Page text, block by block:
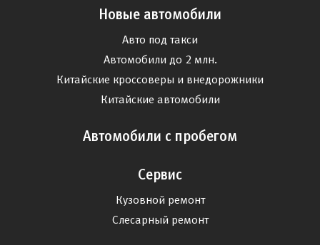
Новые автомобили
Авто под такси
Автомобили до 2 млн.
Китайские кроссоверы и внедорожники
Китайские автомобили
Автомобили с пробегом
Сервис
Кузовной ремонт
Слесарный ремонт